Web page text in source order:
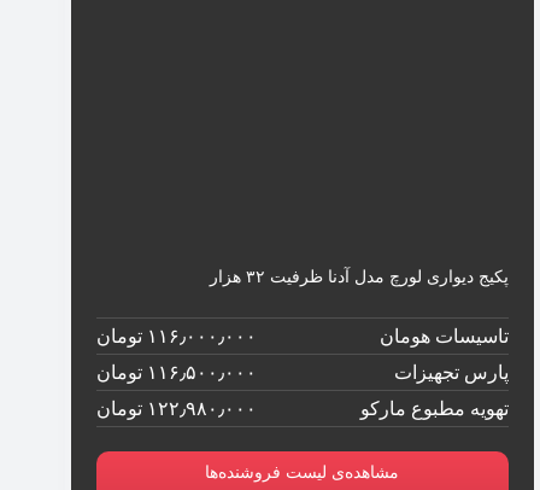
پکیج دیواری لورچ مدل آدنا ظرفیت ۳۲ هزار
تاسیسات هومان
۱۱۶٫۰۰۰٫۰۰۰ تومان
پارس تجهیزات
۱۱۶٫۵۰۰٫۰۰۰ تومان
تهویه مطبوع مارکو
۱۲۲٫۹۸۰٫۰۰۰ تومان
مشاهده‌ی لیست فروشنده‌ها